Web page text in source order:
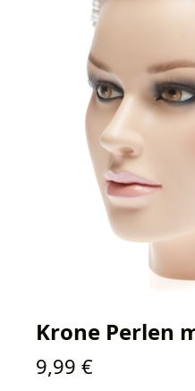
Krone Perlen
Regulärer Preis:
9,99 €